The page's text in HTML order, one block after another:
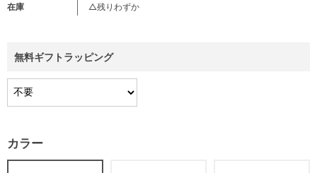
在庫
△残りわずか
無料ギフトラッピング
カラー